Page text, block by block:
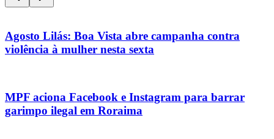
Agosto Lilás: Boa Vista abre campanha contra
violência à mulher nesta sexta
MPF aciona Facebook e Instagram para barrar
garimpo ilegal em Roraima